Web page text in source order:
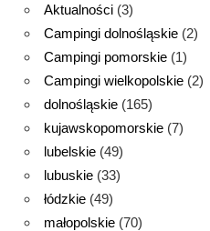
Aktualności (3)
Campingi dolnośląskie (2)
Campingi pomorskie (1)
Campingi wielkopolskie (2)
dolnośląskie (165)
kujawskopomorskie (7)
lubelskie (49)
lubuskie (33)
łódzkie (49)
małopolskie (70)